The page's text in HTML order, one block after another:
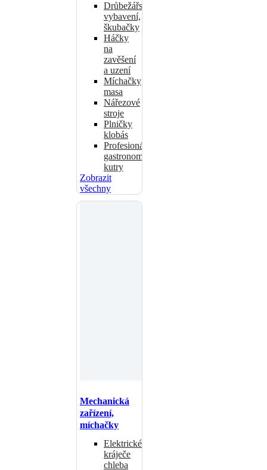
Drůbežářské
vybavení,
škubačky
Háčky
na
zavěšení
a uzení
Míchačky
masa
Nářezové
stroje
Plničky
klobás
Profesionální
gastronomické
kutry
Zobrazit
všechny
Mechanická
zařízení,
míchačky
Elektrické
kráječe
chleba